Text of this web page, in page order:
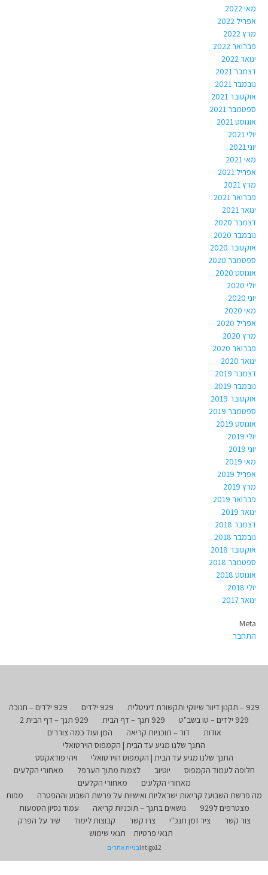
מאי 2022
אפריל 2022
מרץ 2022
פברואר 2022
ינואר 2022
דצמבר 2021
נובמבר 2021
אוקטובר 2021
ספטמבר 2021
אוגוסט 2021
יולי 2021
יוני 2021
מאי 2021
אפריל 2021
מרץ 2021
פברואר 2021
ינואר 2021
דצמבר 2020
נובמבר 2020
אוקטובר 2020
ספטמבר 2020
אוגוסט 2020
יולי 2020
יוני 2020
מאי 2020
אפריל 2020
מרץ 2020
פברואר 2020
ינואר 2020
דצמבר 2019
נובמבר 2019
אוקטובר 2019
ספטמבר 2019
אוגוסט 2019
יולי 2019
יוני 2019
מאי 2019
אפריל 2019
מרץ 2019
פברואר 2019
ינואר 2019
דצמבר 2018
נובמבר 2018
אוקטובר 2018
ספטמבר 2018
אוגוסט 2018
יולי 2018
ינואר 2017
Meta
התחבר
929 – תקנון דיוור שיווקי ותקשורת דיגיטלית 929 ילדים
929 ילדים – חנוכה
929 ילדים – טו בשב"ט
929 תנך – דף הבית
929 תנך – דף הבית 2
אודות
דור – תוכניות קריאה
המן ועוד כמה צוררים
התנך שלנו מגיע עד הבית | הקמפוס הוירטואלי
התנך שלנו מגיע עד הבית | הקמפוס הוירטואלי
ויהי פודאקסט
חלופה לעמוד הקמפוס
יוטיוב לצמוח מתוך הערפל
מאחורי הקלעים
מאחורי הקלעים
מאחורי הקלעים
מה פרשת השבוע? קריאות ישראליות ואישיות על פרשת השבוע וההפטרה
מפות
מצטרפים ל929
נושאים בתנך – תוכניות קריאה
עמוד נסיון הטמעות
צור קשר
ציר זמן תנכ"י צרו קשר קבוצות לימוד
שיר על הפרק
תנאי פרטיות
תנאי שימוש
Intigo12בניית אתרים